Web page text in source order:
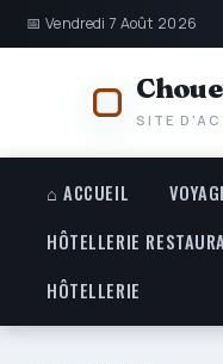
📅 Vendredi 7 Août 2026
SITE
⌂ ACCUEIL
HÔTELLERIE
HÔTELLERIE